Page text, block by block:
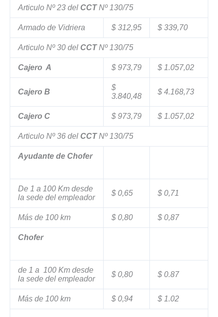
Articulo Nº 23 del CCTNº 130/75
Armado de Vidriera $ 312,95 $ 339,70
Articulo Nº 30 del CCTNº 130/75
Cajero A $ 973,79 $ 1.057,02
Cajero B
$
3.840,48
$ 4.168,73
Cajero C $ 973,79 $ 1.057,02
Articulo Nº 36 del CCTNº 130/75
Ayudante de Chofer
De 1 a 100 Km desde
la sede del empleador
$ 0,65 $ 0,71
Más de 100 km $ 0,80 $ 0,87
Chofer
de 1 a 100 Km desde
la sede del empleador
$ 0,80 $ 0.87
Más de 100 km $ 0,94 $ 1.02